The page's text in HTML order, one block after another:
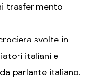
trasferimento
svolte in
italiani e
parlante italiano.